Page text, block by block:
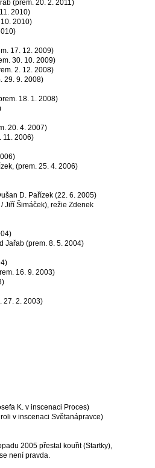
(prem. 20. 2. 2011)
2010)
2010)
17. 12. 2009)
30. 10. 2009)
2. 12. 2008)
29. 9. 2008)
18. 1. 2008)
20. 4. 2007)
11. 2006)
(prem. 25. 4. 2006)
D. Pařízek (22. 6. 2005)
Jiří Šimáček), režie Zdenek
Jařab (prem. 8. 5. 2004)
16. 9. 2003)
27. 2. 2003)
K. v inscenaci Proces)
v inscenaci Světanápravce)
2005 přestal kouřit (Startky),
není pravda.